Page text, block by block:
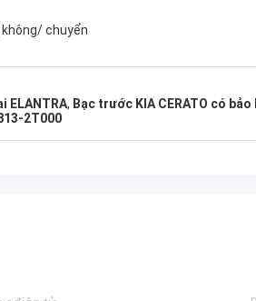
chuyển
ELANTRA, Bạc trước KIA CERATO có bảo
2T000